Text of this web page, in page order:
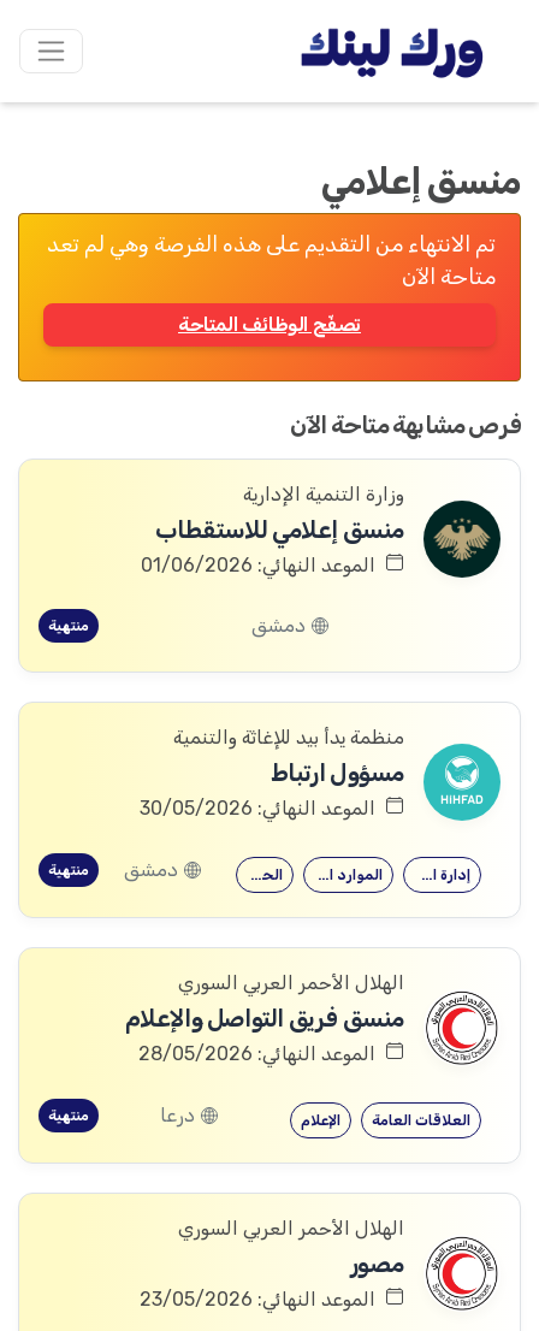
منسق إعلامي
تم الانتهاء من التقديم على هذه الفرصة وهي لم تعد
متاحة الآن
تصفّح الوظائف المتاحة
فرص مشابهة متاحة الآن
وزارة التنمية الإدارية
منسق إعلامي للاستقطاب
الموعد النهائي: 01/06/2026
دمشق منتهية
منظمة يدأ بيد للإغاثة والتنمية
مسؤول ارتباط
الموعد النهائي: 30/05/2026
الحقوق الموارد البشرية إدارة الأعمال دمشق منتهية
الهلال الأحمر العربي السوري
منسق فريق التواصل والإعلام
الموعد النهائي: 28/05/2026
الإعلام العلاقات العامة درعا منتهية
الهلال الأحمر العربي السوري
مصور
الموعد النهائي: 23/05/2026